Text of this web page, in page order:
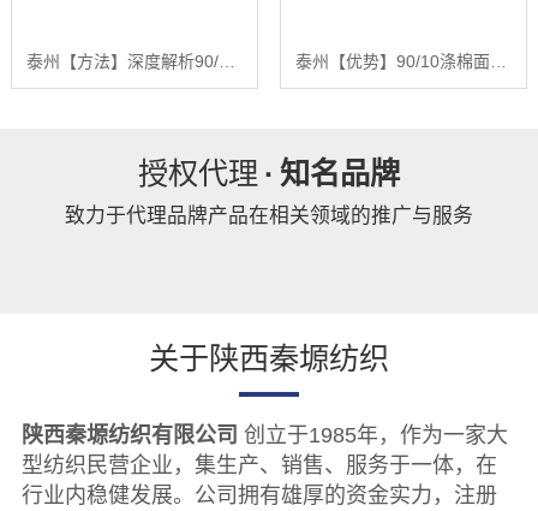
泰州【方法】深度解析90/10涤棉面料：基于全产业链优势的品质控制与未来趋势报告【精梳涤棉坯布长期供应合作案例】【有什么用?】 泰州【优势】90/10涤棉面料：深度解析混纺面料的性能优化与未来发展趋势报告【精梳涤棉坯布长期供应合作案例】【有什么用?】
授权代理 · 知名品牌
致力于代理品牌产品在相关领域的推广与服务
关于陕西秦塬纺织
陕西秦塬纺织有限公司 创立于1985年，作为一家大
型纺织民营企业，集生产、销售、服务于一体，在
行业内稳健发展。公司拥有雄厚的资金实力，注册